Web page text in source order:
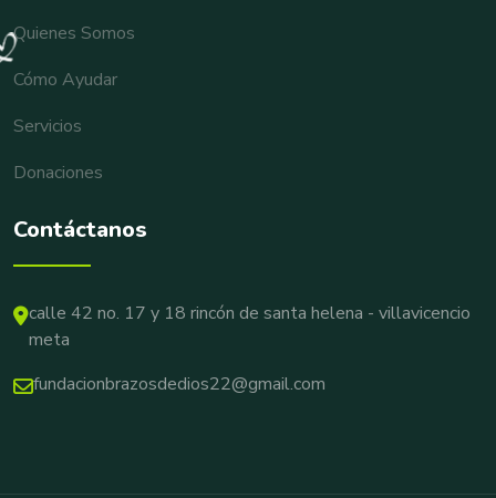
Quienes Somos
Cómo Ayudar
Servicios
Donaciones
Contáctanos
calle 42 no. 17 y 18 rincón de santa helena - villavicencio
meta
fundacionbrazosdedios22@gmail.com